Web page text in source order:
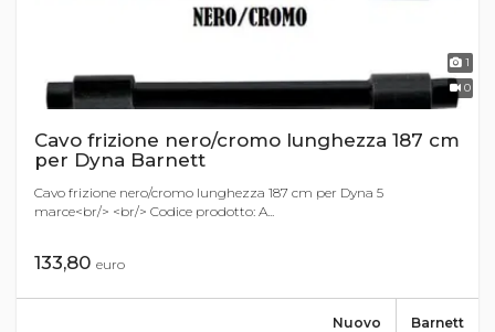
1
0
Cavo frizione nero/cromo lunghezza 187 cm
per Dyna Barnett
Cavo frizione nero/cromo lunghezza 187 cm per Dyna 5
marce<br/> <br/> Codice prodotto: A...
133,80 euro
Barnett
Nuovo